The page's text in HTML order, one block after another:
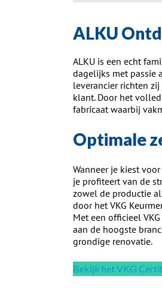
ALKU
ALKU is een echt
dagelijks met passie
leverancier richten
klant. Door het
fabricaat waarbij
Optimale
Wanneer je kiest
je profiteert van de
zowel de productie
door het VKG
Met een officieel
aan de hoogste
grondige renovatie.
Bekijk het VKG